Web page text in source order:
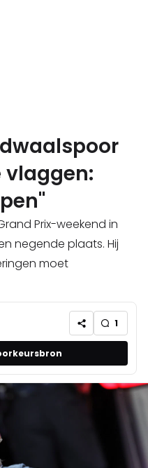
vlaggen:
Prix-weekend in
negende plaats. Hij
moet
1